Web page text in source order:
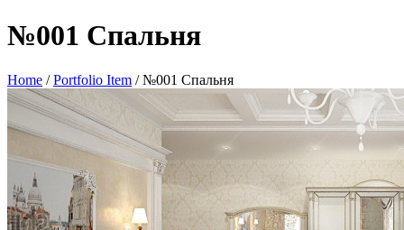
№001 Спальня
Home /Portfolio Item /№001 Спальня